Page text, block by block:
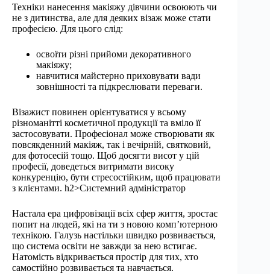
Техніки нанесення макіяжу дівчини освоюють чи
не з дитинства, але для деяких візаж може стати
професією. Для цього слід:
освоїти різні прийоми декоративного
макіяжу;
навчитися майстерно приховувати вади
зовнішності та підкреслювати переваги.
Візажист повинен орієнтуватися у всьому
різноманітті косметичної продукції та вміло її
застосовувати. Професіонал може створювати як
повсякденний макіяж, так і вечірній, святковий,
для фотосесій тощо. Щоб досягти висот у цій
професії, доведеться витримати високу
конкуренцію, бути стресостійким, щоб працювати
з клієнтами. h2>Системний адміністратор
Настала ера цифровізації всіх сфер життя, зростає
попит на людей, які на ти з новою комп’ютерною
технікою. Галузь настільки швидко розвивається,
що система освіти не завжди за нею встигає.
Натомість відкривається простір для тих, хто
самостійно розвивається та навчається.